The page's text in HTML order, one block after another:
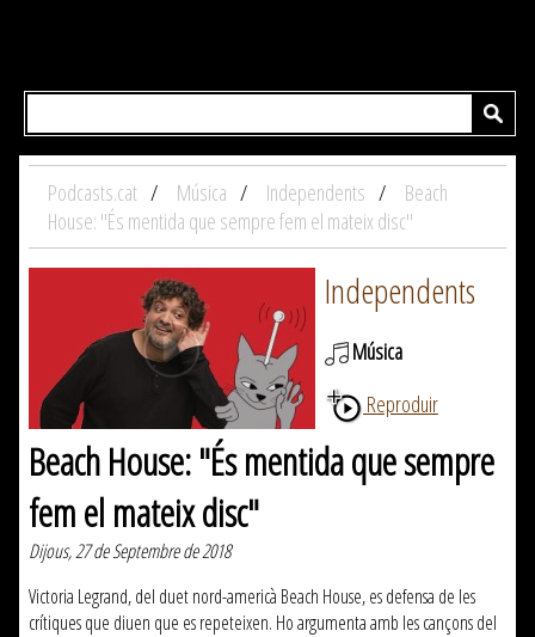
Podcasts.cat Música Independents
Beach
House: "És mentida que sempre fem el mateix disc"
Independents
Música
Reproduir
Beach House: "És mentida que sempre
fem el mateix disc"
Dijous, 27 de Septembre de 2018
Victoria Legrand, del duet nord-americà Beach House, es defensa de les
crítiques que diuen que es repeteixen. Ho argumenta amb les cançons del